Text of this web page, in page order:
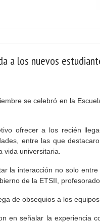
a los nuevos
se celebró en la
ofrecer a los recién
entre las que
vida universitaria.
la interacción no solo
de la ETSII,
de obsequios a los
en señalar la experiencia